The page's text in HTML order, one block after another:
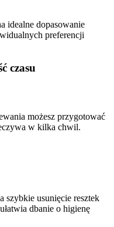
idealne dopasowanie
preferencji
czasu
możesz przygotować
w kilka chwil.
szybkie usunięcie resztek
dbanie o higienę